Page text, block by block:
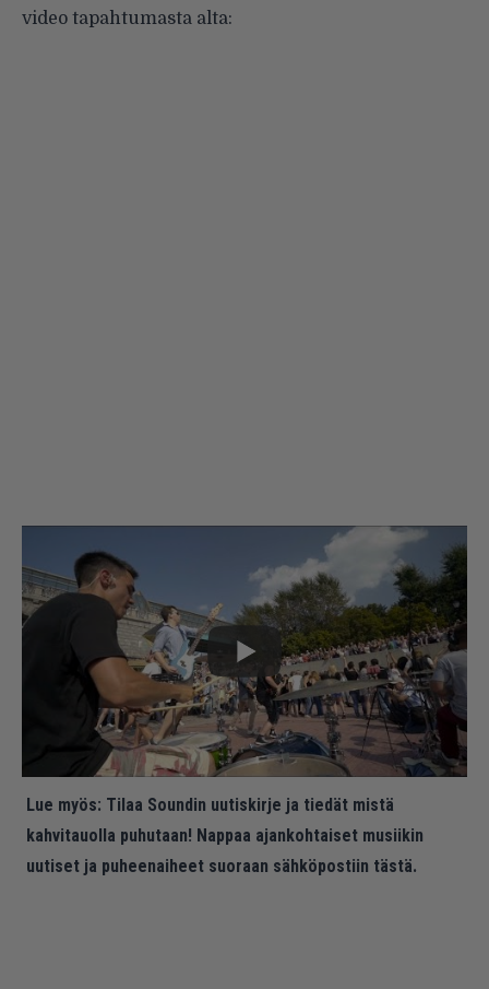
video tapahtumasta alta:
Lue myös: Tilaa Soundin uutiskirje ja tiedät mistä
kahvitauolla puhutaan! Nappaa ajankohtaiset musiikin
uutiset ja puheenaiheet suoraan sähköpostiin tästä.